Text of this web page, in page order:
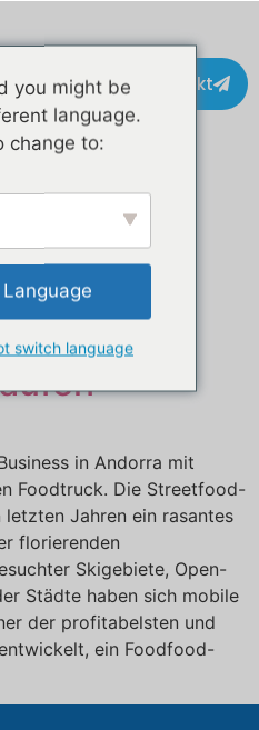
Kontakt
in
in Andorra mit
Foodtruck. Die Streetfood-
Jahren ein rasantes
florierenden
Skigebiete, Open-
Städte haben sich mobile
der profitabelsten und
ein Foodfood-
you might be
language.
change to:
switch language